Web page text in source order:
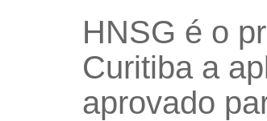
HNSG é o
Curitiba a
aprovado